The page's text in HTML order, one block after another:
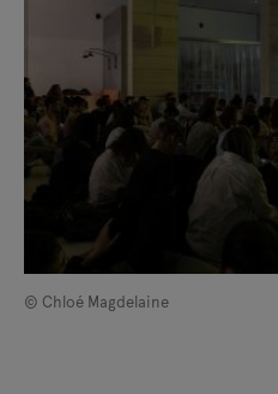
© Chloé Magdelaine